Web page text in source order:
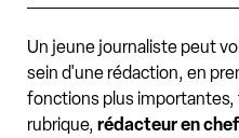
Un jeune journaliste peut
sein d'une rédaction, en
fonctions plus importantes,
rubrique, rédacteur en chef